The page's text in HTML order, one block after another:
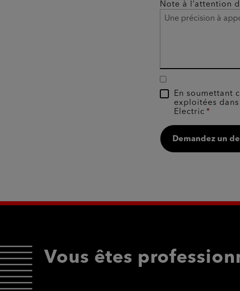
Note à l’attention
En soumettant
exploitées
Electric
Demandez un
Vous êtes